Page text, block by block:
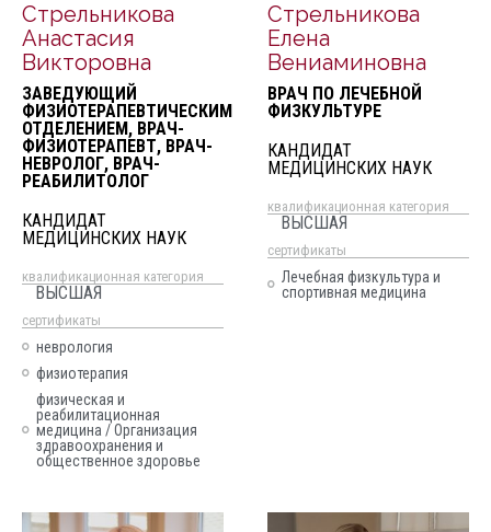
Стрельникова
Анастасия
Викторовна
ЗАВЕДУЮЩИЙ
ФИЗИОТЕРАПЕВТИЧЕСКИМ
ОТДЕЛЕНИЕМ, ВРАЧ-
ФИЗИОТЕРАПЕВТ, ВРАЧ-
НЕВРОЛОГ, ВРАЧ-
РЕАБИЛИТОЛОГ
КАНДИДАТ
МЕДИЦИНСКИХ НАУК
квалификационная категория
ВЫСШАЯ
cертификаты
неврология
физиотерапия
физическая и
реабилитационная
медицина / Организация
здравоохранения и
общественное здоровье
Стрельникова
Елена
Вениаминовна
ВРАЧ ПО ЛЕЧЕБНОЙ
ФИЗКУЛЬТУРЕ
КАНДИДАТ
МЕДИЦИНСКИХ НАУК
квалификационная категория
ВЫСШАЯ
cертификаты
Лечебная физкультура и
спортивная медицина